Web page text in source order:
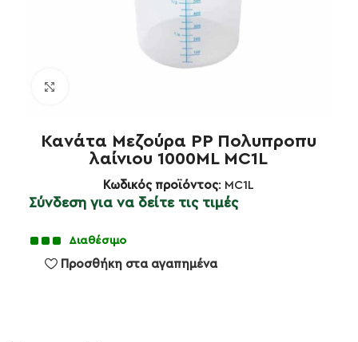
Κανάτα Μεζούρα PP Πολυπροπυ
λαίνιου 1000ML MC1L
Κωδικός προϊόντος: MC1L
Σύνδεση για να δείτε τις τιμές
Διαθέσιμο
Προσθήκη στα αγαπημένα